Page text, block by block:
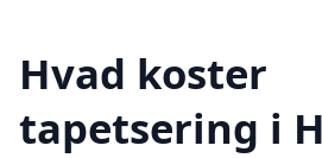
Hvad koster
tapetsering i